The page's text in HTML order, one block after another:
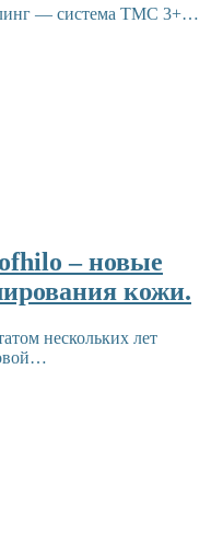
— система TMC 3+…
– новые
кожи.
нескольких лет